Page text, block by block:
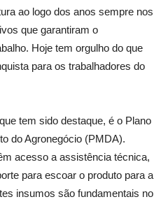
ao logo dos anos sempre nos
que garantiram o
Hoje tem orgulho do que
para os trabalhadores do
tem sido destaque, é o Plano
do Agronegócio (PMDA).
acesso a assistência técnica,
para escoar o produto para a
insumos são fundamentais no